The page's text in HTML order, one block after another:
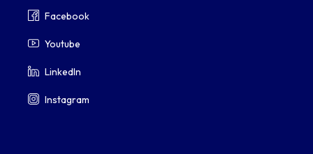
Facebook
Youtube
LinkedIn
Instagram